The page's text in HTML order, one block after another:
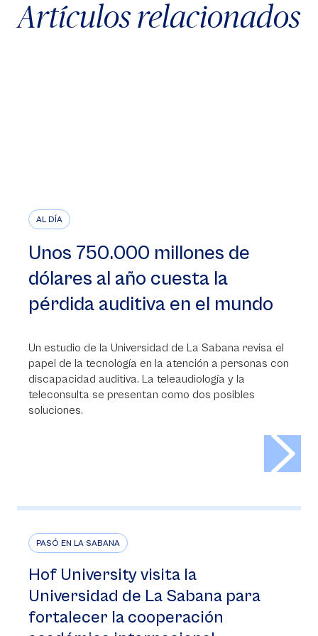
Artículos relacionados
AL DÍA
Unos 750.000 millones de
dólares al año cuesta la
pérdida auditiva en el mundo
Un estudio de la Universidad de La Sabana revisa el
papel de la tecnología en la atención a personas con
discapacidad auditiva. La teleaudiología y la
teleconsulta se presentan como dos posibles
soluciones.
PASÓ EN LA SABANA
Hof University visita la
Universidad de La Sabana para
fortalecer la cooperación